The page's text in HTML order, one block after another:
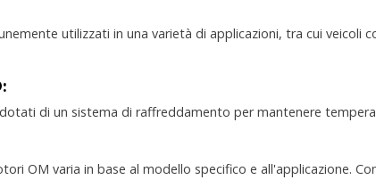
utilizzati in una varietà di applicazioni, tra cui veicoli
di un sistema di raffreddamento per mantenere
OM varia in base al modello specifico e all'applicazione.